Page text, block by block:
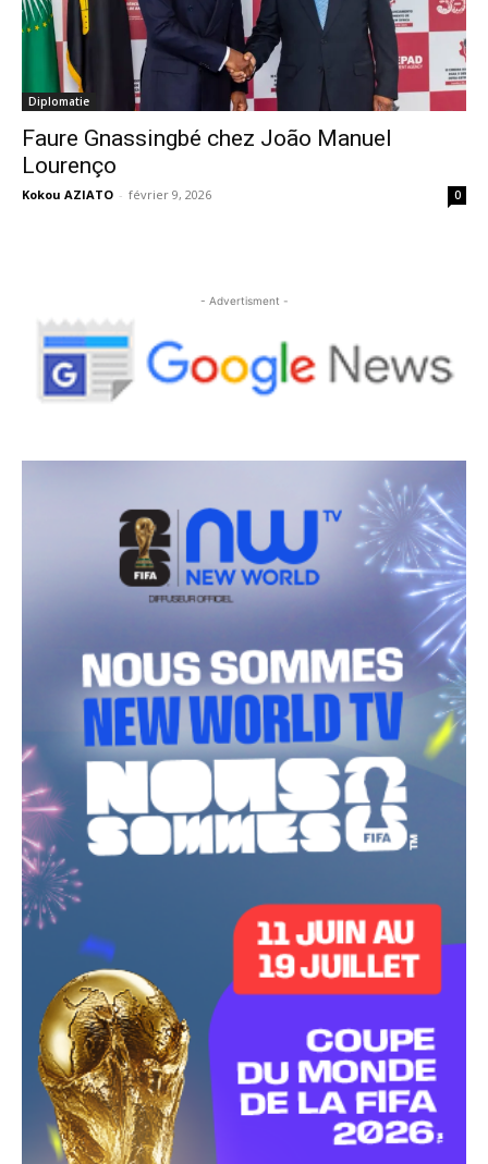
Diplomatie
Faure Gnassingbé chez João Manuel
Lourenço
Kokou AZIATO - février 9, 2026 0
- Advertisment -